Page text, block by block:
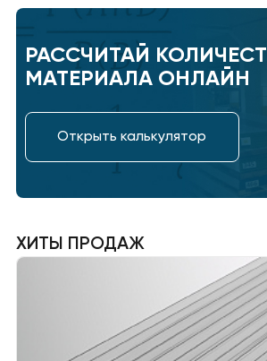
РАССЧИТАЙ
МАТЕРИАЛА ОНЛАЙН
Открыть калькулятор
ХИТЫ ПРОДАЖ